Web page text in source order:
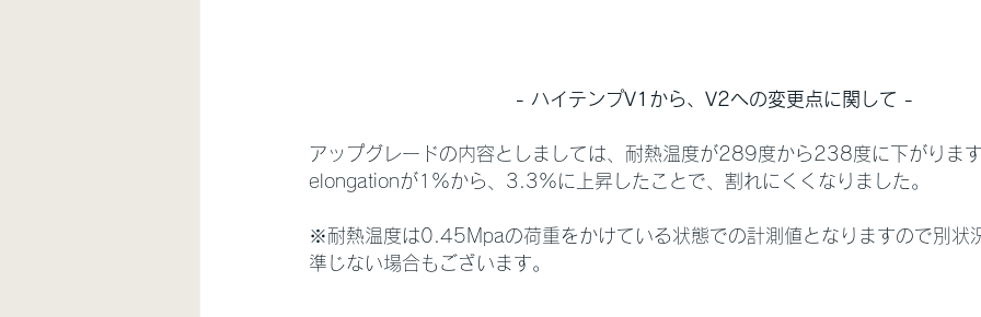
- ハイテンプV1から、V2への変更点に関して -
アップグレードの内容としましては、耐熱温度が289度から238度に下がりま
elongationが1%から、3.3%に上昇したことで、割れにくくなりました。
※耐熱温度は0.45Mpaの荷重をかけている状態での計測値となりますので別状
準じない場合もございます。